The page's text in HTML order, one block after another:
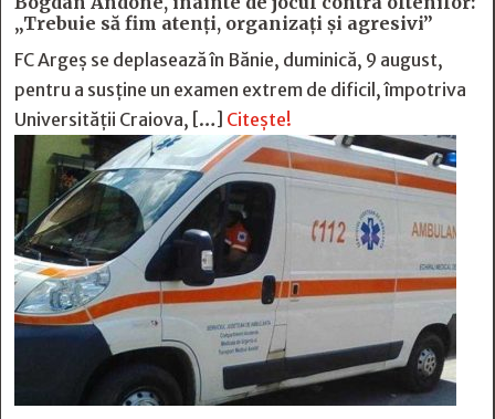
„Trebuie să fim atenți, organizați și agresivi”
FC Argeș se deplasează în Bănie, duminică, 9 august,
pentru a susține un examen extrem de dificil, împotriva
Universității Craiova, […] Citește!